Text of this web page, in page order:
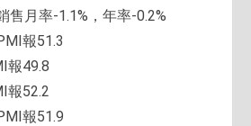
售月率-1.1%，年率-0.2%
報51.3
報49.8
報52.2
報51.9